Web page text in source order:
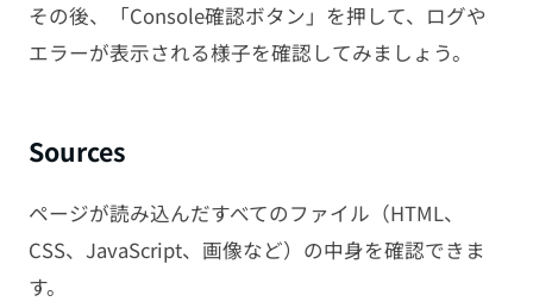
その後、「Console確認ボタン」を押して、ログや
エラーが表示される様子を確認してみましょう。
Sources
ページが読み込んだすべてのファイル（HTML、
CSS、JavaScript、画像など）の中身を確認できま
す。